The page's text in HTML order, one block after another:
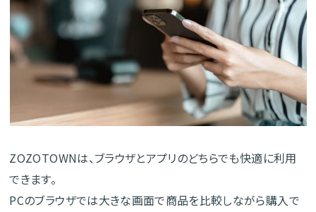
ZOZOTOWNは、ブラウザとアプリのどちらでも快適に利用
できます。
PCのブラウザでは大きな画面で商品を比較しながら購入で